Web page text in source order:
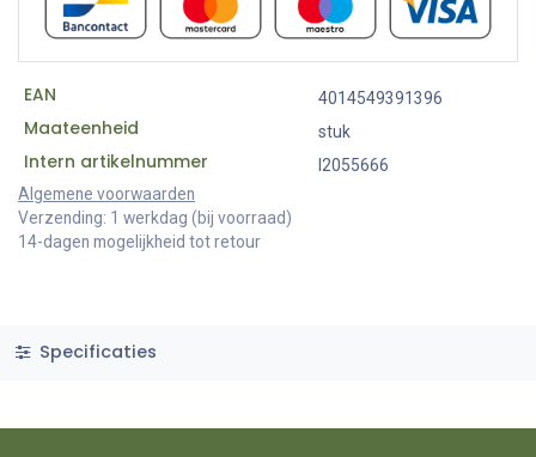
EAN 4014549391396
Maateenheid stuk
Intern artikelnummer
I2055666
Algemene voorwaarden
Verzending: 1 werkdag (bij voorraad)
14-dagen mogelijkheid tot retour
Specificaties